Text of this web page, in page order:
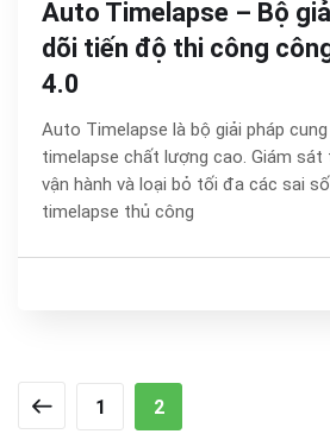
Auto Timelapse – Bộ
dõi tiến độ thi công
4.0
Auto Timelapse là bộ giải pháp
timelapse chất lượng cao. Giám
vận hành và loại bỏ tối đa các sai
timelapse thủ công
1
2